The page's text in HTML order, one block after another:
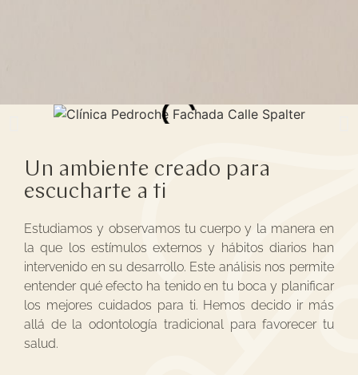
Un ambiente creado para
escucharte a ti
Estudiamos y observamos tu cuerpo y la manera en
la que los estímulos externos y hábitos diarios han
intervenido en su desarrollo. Este análisis nos permite
entender qué efecto ha tenido en tu boca y planificar
los mejores cuidados para ti. Hemos decido ir más
allá de la odontología tradicional para favorecer tu
salud.